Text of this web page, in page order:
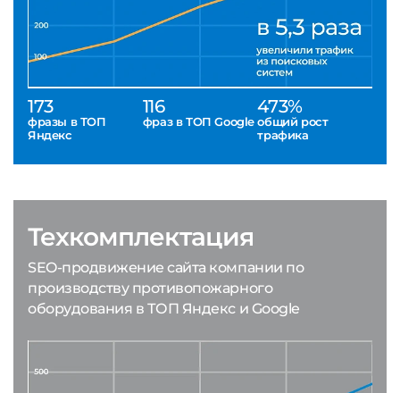
173
фразы в ТОП
Яндекс
116
фраз в ТОП Google
473%
общий рост
трафика
Техкомплектация
SEO-продвижение сайта компании по
производству противопожарного
оборудования в ТОП Яндекс и Google